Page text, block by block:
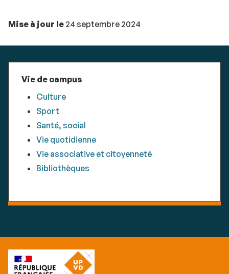
Mise à jour le 24 septembre 2024
Vie de campus
Culture
Sport
Santé, social
Vie quotidienne
Vie associative et citoyenneté
Bibliothèques